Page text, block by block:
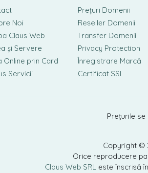
Noi
Claus Web
și Servere
Online prin Card
Servicii
Prețuri Domenii
Reseller Domenii
Transfer Domenii
Privacy Protection
Înregistrare Marcă
Certificat SSL
Prețurile se
Copyright ©
Orice reproducere
Claus Web SRL este înscrisă